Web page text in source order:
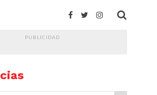
PUBLICIDAD